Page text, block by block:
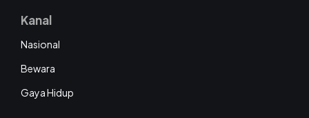
Kanal
Nasional
Bewara
Gaya Hidup